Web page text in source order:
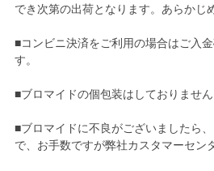
でき次第の出荷となります。あらかじ
■コンビニ決済をご利用の場合はご入
す。
■ブロマイドの個包装はしておりません
■ブロマイドに不良がございましたら
で、お手数ですが弊社カスタマーセン